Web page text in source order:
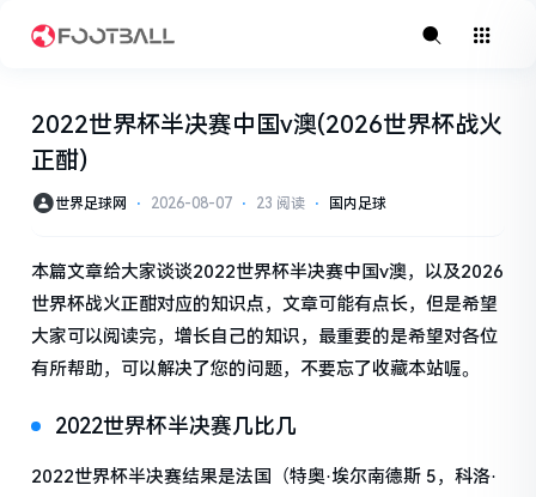
2022世界杯半决赛中国v澳(2026世界杯战火
正酣)
世界足球网 ⋅ 2026-08-07 ⋅ 23 阅读 ⋅ 国内足球
本篇文章给大家谈谈2022世界杯半决赛中国v澳，以及2026
世界杯战火正酣对应的知识点，文章可能有点长，但是希望
大家可以阅读完，增长自己的知识，最重要的是希望对各位
有所帮助，可以解决了您的问题，不要忘了收藏本站喔。
2022世界杯半决赛几比几
2022世界杯半决赛结果是法国（特奥·埃尔南德斯 5，科洛·